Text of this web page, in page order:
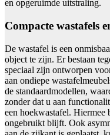
en opgeruimde uitstraling.
Compacte wastafels
De wastafel is een
object te zijn. Er bestaan
speciaal zijn ontworpen
aan ondiepe
de standaardmodellen,
zonder dat u aan
een hoekwastafel. Hiermee
ongebruikt blijft. Ook